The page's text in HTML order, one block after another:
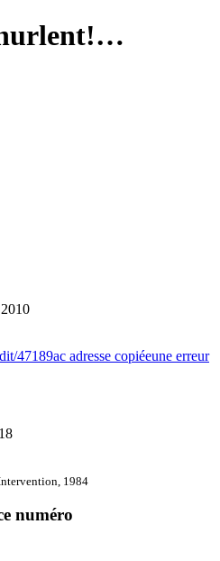
hurlent!…
47189ac adresse copiéeune erreur
1984
numéro